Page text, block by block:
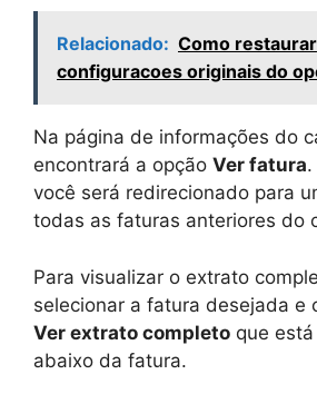
Relacionado: Como restaurar
configuracoes originais do
Na página de informações do
encontrará a opção Ver fatura.
você será redirecionado para
todas as faturas anteriores do
Para visualizar o extrato
selecionar a fatura desejada e
Ver extrato completo que
abaixo da fatura.